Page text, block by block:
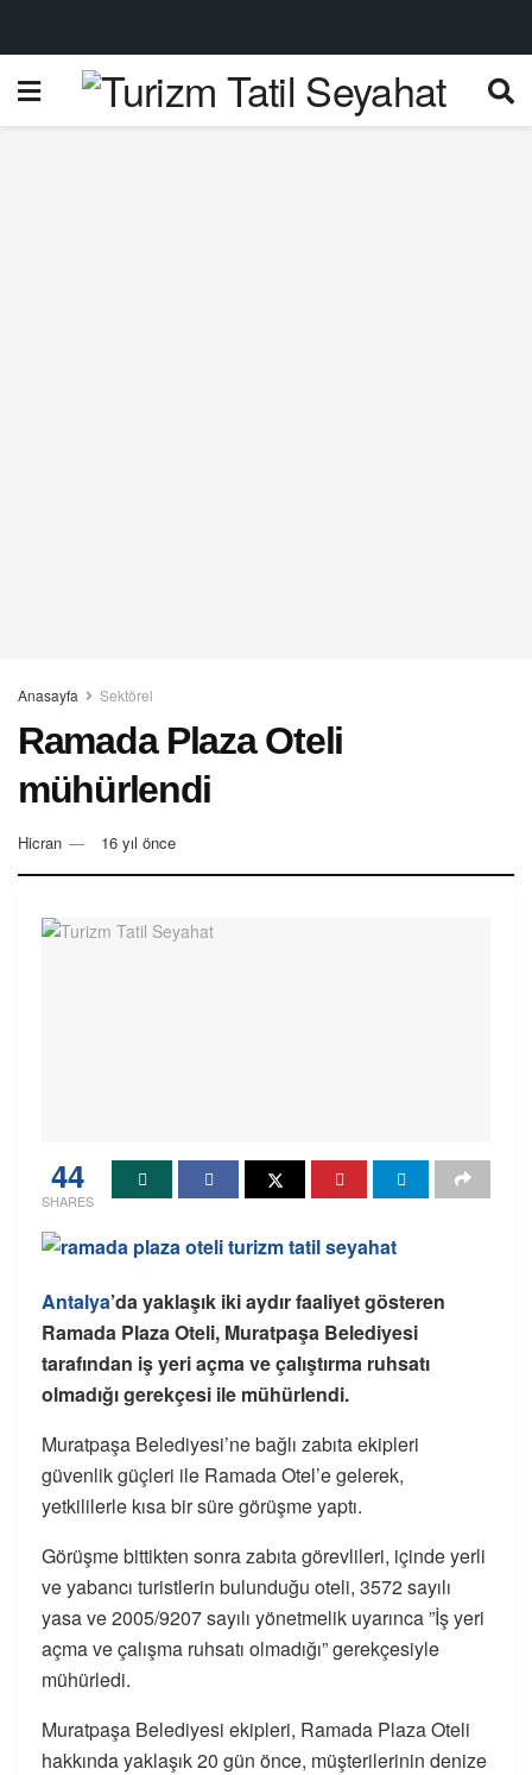
Anasayfa Sektörel
Ramada Plaza Oteli
mühürlendi
Hicran 16 yıl önce
44
SHARES
Antalya’da yaklaşık iki aydır faaliyet gösteren
Ramada Plaza Oteli, Muratpaşa Belediyesi
tarafından iş yeri açma ve çalıştırma ruhsatı
olmadığı gerekçesi ile mühürlendi.
Muratpaşa Belediyesi’ne bağlı zabıta ekipleri
güvenlik güçleri ile Ramada Otel’e gelerek,
yetkililerle kısa bir süre görüşme yaptı.
Görüşme bittikten sonra zabıta görevlileri, içinde yerli
ve yabancı turistlerin bulunduğu oteli, 3572 sayılı
yasa ve 2005/9207 sayılı yönetmelik uyarınca ”İş yeri
açma ve çalışma ruhsatı olmadığı” gerekçesiyle
mühürledi.
Muratpaşa Belediyesi ekipleri, Ramada Plaza Oteli
hakkında yaklaşık 20 gün önce, müşterilerinin denize